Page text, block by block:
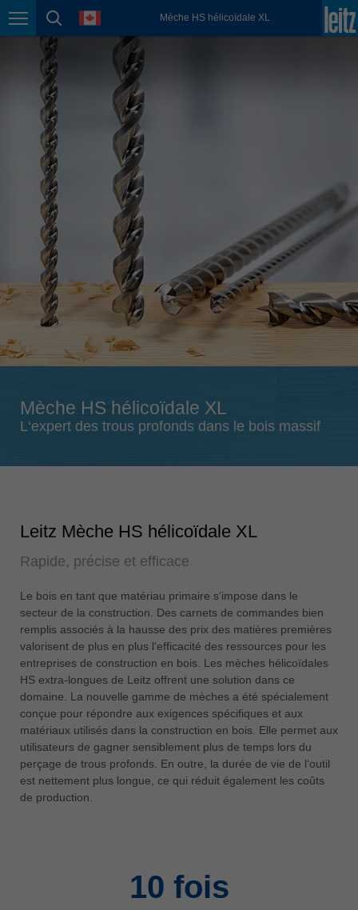
Page navigation
page search
language Mèche HS hélicoïdale XL
México
español
Nederland
nederlands
Österreich
deutsch
Polska
polski
Portugal
português
România
Română
Schweiz
deutsch français
Slovenija
Suomi
english
Türkiye
USA
english
Việt Nam
tiếng việt
中国
ประเทศไทย
ไทย
Mèche HS hélicoïdale XL
L‘expert des trous profonds dans le bois massif
Leitz Mèche HS hélicoïdale XL
Rapide, précise et efficace
Le bois en tant que matériau primaire s‘impose dans le
secteur de la construction. Des carnets de commandes bien
remplis associés à la hausse des prix des matières premières
valorisent de plus en plus l‘efficacité des ressources pour les
entreprises de construction en bois. Les mèches hélicoïdales
HS extra-longues de Leitz offrent une solution dans ce
domaine. La nouvelle gamme de mèches a été spécialement
conçue pour répondre aux exigences spécifiques et aux
matériaux utilisés dans la construction en bois. Elle permet aux
utilisateurs de gagner sensiblement plus de temps lors du
perçage de trous profonds. En outre, la durée de vie de l‘outil
est nettement plus longue, ce qui réduit également les coûts
de production.
10 fois